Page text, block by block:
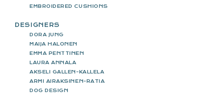
EMBROIDERED CUSHIONS
DESIGNERS
DORA JUNG
MAIJA HALONEN
EMMA PENTTINEN
LAURA ANNALA
AKSELI GALLEN-KALLELA
ARMI AIRAKSINEN-RATIA
DOG DESIGN